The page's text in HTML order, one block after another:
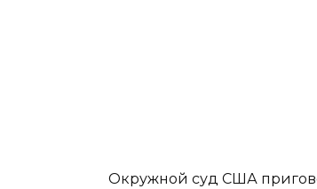
Окружной суд США